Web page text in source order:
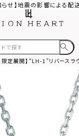
らせ】地震の影響による配
限定展開】“LH-1”リバース